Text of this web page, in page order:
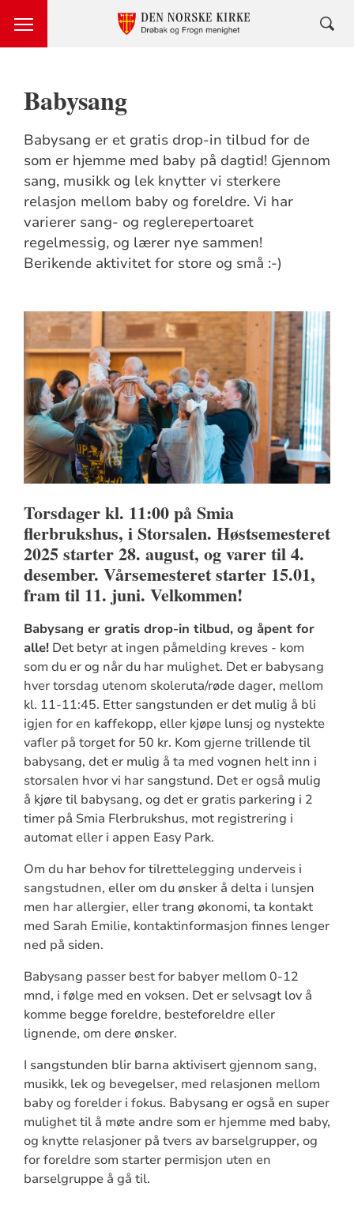
Babysang
Babysang er et gratis drop-in tilbud for de
som er hjemme med baby på dagtid! Gjennom
sang, musikk og lek knytter vi sterkere
relasjon mellom baby og foreldre. Vi har
varierer sang- og reglerepertoaret
regelmessig, og lærer nye sammen!
Berikende aktivitet for store og små :-)
Torsdager kl. 11:00 på Smia
flerbrukshus, i Storsalen. Høstsemesteret
2025 starter 28. august, og varer til 4.
desember. Vårsemesteret starter 15.01,
fram til 11. juni. Velkommen!
Babysang er gratis drop-in tilbud, og åpent for
alle!Det betyr at ingen påmelding kreves - kom
som du er og når du har mulighet. Det er babysang
hver torsdag utenom skoleruta/røde dager, mellom
kl. 11-11:45. Etter sangstunden er det mulig å bli
igjen for en kaffekopp, eller kjøpe lunsj og nystekte
vafler på torget for 50 kr. Kom gjerne trillende til
babysang, det er mulig å ta med vognen helt inn i
storsalen hvor vi har sangstund. Det er også mulig
å kjøre til babysang, og det er gratis parkering i 2
timer på Smia Flerbrukshus, mot registrering i
automat eller i appen Easy Park.
Om du har behov for tilrettelegging underveis i
sangstudnen, eller om du ønsker å delta i lunsjen
men har allergier, eller trang økonomi, ta kontakt
med Sarah Emilie, kontaktinformasjon finnes lenger
ned på siden.
Babysang passer best for babyer mellom 0-12
mnd, i følge med en voksen. Det er selvsagt lov å
komme begge foreldre, besteforeldre eller
lignende, om dere ønsker.
I sangstunden blir barna aktivisert gjennom sang,
musikk, lek og bevegelser, med relasjonen mellom
baby og forelder i fokus. Babysang er også en super
mulighet til å møte andre som er hjemme med baby,
og knytte relasjoner på tvers av barselgrupper, og
for foreldre som starter permisjon uten en
barselgruppe å gå til.